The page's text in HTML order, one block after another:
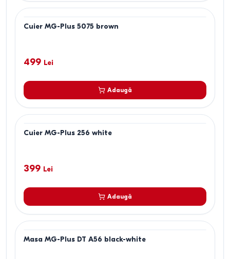
Cuier MG-Plus 5075 brown
499 Lei
Adaugă
Cuier MG-Plus 256 white
399 Lei
Adaugă
Masa MG-Plus DT A56 black-white